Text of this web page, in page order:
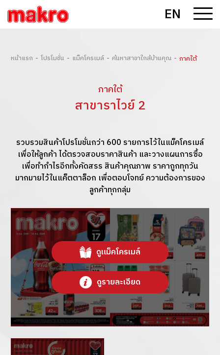
EN
หน้าแรก - โปรโมชั่น - แม็คโครเมล์ - ค้นหาสาขาใกล้บ้านคุณ - ภาคใต้
ภาคใต้
สาขาราไวย์ 2
รวบรวมสินค้าโปรโมชั่นกว่า 600 รายการไว้ในแม็คโครเมล์
เพื่อให้ลูกค้า ได้ตรวจสอบราคาสินค้า และวางแผนการซื้อ
เพื่อทำกำไรอีกทั้งคัดสรร สินค้าคุณภาพ ราคาถูกทุกวัน
มากมายไว้ในแค็ตตาล็อก เพื่อตอบโจทย์ ความต้องการของ
ลูกค้าทุกกลุ่ม
ดูแม็คโครเมล์
ดูรายละเอียด